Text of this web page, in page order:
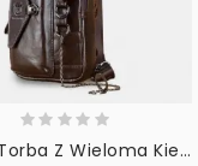
Męska Torba Z Wieloma Kieszeniami Z Miękkiej Skóry Na Klatkę Piersiową Vintage Uchwyt Na Telefon Komórkowy Torba Na Ramię Crossbody Z Łańcuszkiem